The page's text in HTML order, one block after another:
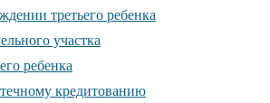
третьего ребенка
участка
ребенка
кредитованию